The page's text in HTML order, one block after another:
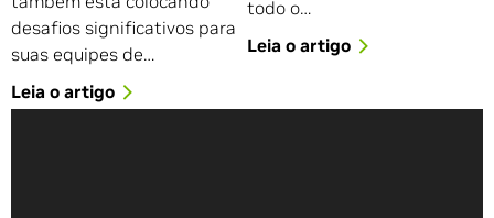
desafios significativos para
suas equipes de…
Leia o artigo
todo o…
Leia o artigo